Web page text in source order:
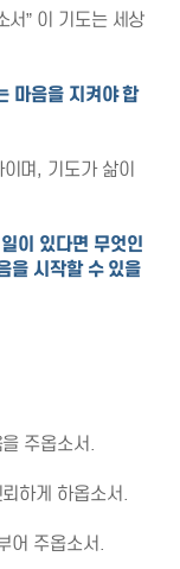
서” 이 기도는 세상
마음을 지켜야 합
며, 기도가 삶이
이 있다면 무엇인
을 시작할 수 있을
주옵소서.
하게 하옵소서.
어 주옵소서.